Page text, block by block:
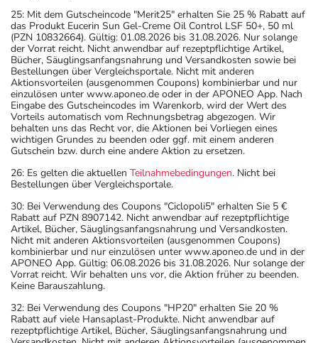
25: Mit dem Gutscheincode "Merit25" erhalten Sie 25 % Rabatt auf
das Produkt Eucerin Sun Gel-Creme Oil Control LSF 50+, 50 ml
(PZN 10832664). Gültig: 01.08.2026 bis 31.08.2026. Nur solange
der Vorrat reicht. Nicht anwendbar auf rezeptpflichtige Artikel,
Bücher, Säuglingsanfangsnahrung und Versandkosten sowie bei
Bestellungen über Vergleichsportale. Nicht mit anderen
Aktionsvorteilen (ausgenommen Coupons) kombinierbar und nur
einzulösen unter www.aponeo.de oder in der APONEO App. Nach
Eingabe des Gutscheincodes im Warenkorb, wird der Wert des
Vorteils automatisch vom Rechnungsbetrag abgezogen. Wir
behalten uns das Recht vor, die Aktionen bei Vorliegen eines
wichtigen Grundes zu beenden oder ggf. mit einem anderen
Gutschein bzw. durch eine andere Aktion zu ersetzen.
26: Es gelten die aktuellen Teilnahmebedingungen. Nicht bei
Bestellungen über Vergleichsportale.
30: Bei Verwendung des Coupons "Ciclopoli5" erhalten Sie 5 €
Rabatt auf PZN 8907142. Nicht anwendbar auf rezeptpflichtige
Artikel, Bücher, Säuglingsanfangsnahrung und Versandkosten.
Nicht mit anderen Aktionsvorteilen (ausgenommen Coupons)
kombinierbar und nur einzulösen unter www.aponeo.de und in der
APONEO App. Gültig: 06.08.2026 bis 31.08.2026. Nur solange der
Vorrat reicht. Wir behalten uns vor, die Aktion früher zu beenden.
Keine Barauszahlung.
32: Bei Verwendung des Coupons "HP20" erhalten Sie 20 %
Rabatt auf viele Hansaplast-Produkte. Nicht anwendbar auf
rezeptpflichtige Artikel, Bücher, Säuglingsanfangsnahrung und